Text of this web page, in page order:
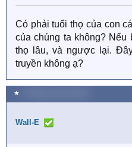
Có phải tuổi thọ của con
của chúng ta không? Nếu
thọ lâu, và ngược lại.
truyền không ạ?
★
Wall-E